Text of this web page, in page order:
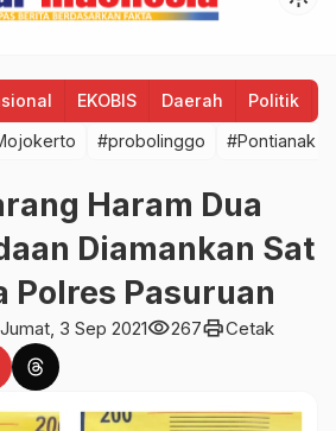
EKOBIS Daerah Politik
#probolinggo #Pontianak
Haram Dua
Diamankan Sat
Polres Pasuruan
Jumat, 3 Sep 2021visibility267printCetak